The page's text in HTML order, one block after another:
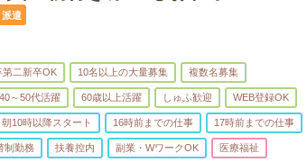
派遣
第二新卒OK 10名以上の大量募集 複数名募集
40～50代活躍 60歳以上活躍 しゅふ歓迎 WEB登録OK
朝10時以降スタート 16時前までの仕事 17時前までの仕事
制勤務 扶養控内 副業・WワークOK 医療福祉